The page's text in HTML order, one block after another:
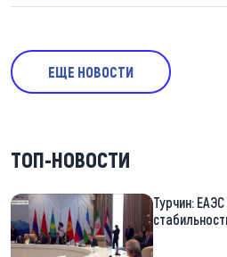
ЕЩЕ НОВОСТИ
ТОП-НОВОСТИ
Турчин: